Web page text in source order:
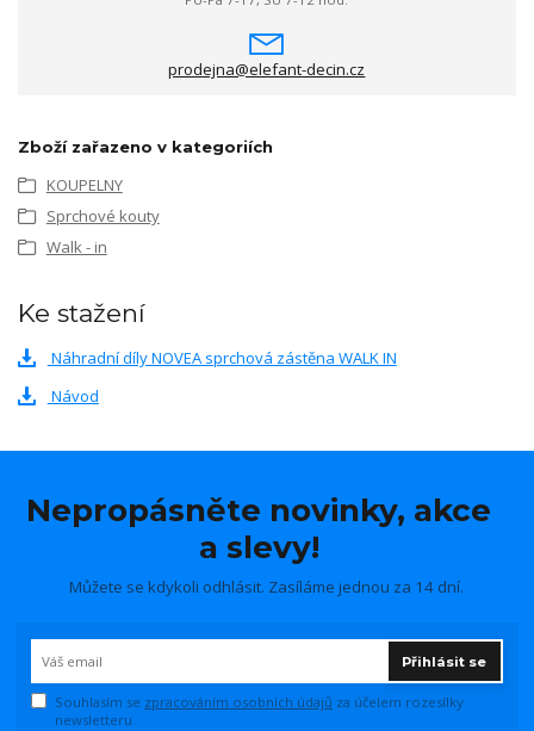
prodejna@elefant-decin.cz
Zboží zařazeno v kategoriích
KOUPELNY
Sprchové kouty
Walk - in
Ke stažení
Náhradní díly NOVEA sprchová zástěna WALK IN
Návod
Nepropásněte novinky, akce
a slevy!
Můžete se kdykoli odhlásit. Zasíláme jednou za 14 dní.
Přihlásit se
Souhlasím se zpracováním osobních údajů za účelem rozesílky
newsletteru.